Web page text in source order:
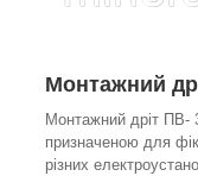
Монтажний
Монтажний дріт ПВ-
призначеною для
різних